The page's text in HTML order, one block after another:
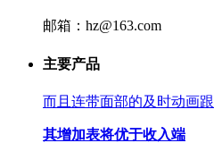
邮箱：hz@163.com
主要产品
而且连带面部的及时动画跟
其增加表将优于收入端